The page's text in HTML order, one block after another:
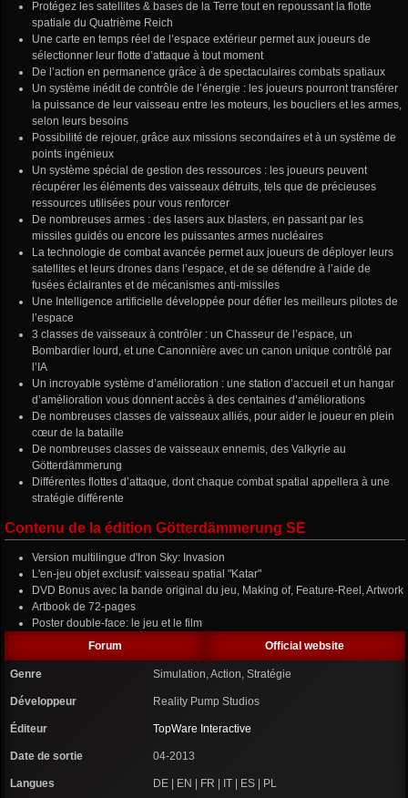
Protégez les satellites & bases de la Terre tout en repoussant la flotte
spatiale du Quatrième Reich
Une carte en temps réel de l’espace extérieur permet aux joueurs de
sélectionner leur flotte d’attaque à tout moment
De l’action en permanence grâce à de spectaculaires combats spatiaux
Un système inédit de contrôle de l’énergie : les joueurs pourront transférer
la puissance de leur vaisseau entre les moteurs, les boucliers et les armes,
selon leurs besoins
Possibilité de rejouer, grâce aux missions secondaires et à un système de
points ingénieux
Un système spécial de gestion des ressources : les joueurs peuvent
récupérer les éléments des vaisseaux détruits, tels que de précieuses
ressources utilisées pour vous renforcer
De nombreuses armes : des lasers aux blasters, en passant par les
missiles guidés ou encore les puissantes armes nucléaires
La technologie de combat avancée permet aux joueurs de déployer leurs
satellites et leurs drones dans l’espace, et de se défendre à l’aide de
fusées éclairantes et de mécanismes anti-missiles
Une Intelligence artificielle développée pour défier les meilleurs pilotes de
l’espace
3 classes de vaisseaux à contrôler : un Chasseur de l’espace, un
Bombardier lourd, et une Canonnière avec un canon unique contrôlé par
l’IA
Un incroyable système d’amélioration : une station d’accueil et un hangar
d’amélioration vous donnent accès à des centaines d’améliorations
De nombreuses classes de vaisseaux alliés, pour aider le joueur en plein
cœur de la bataille
De nombreuses classes de vaisseaux ennemis, des Valkyrie au
Götterdämmerung
Différentes flottes d’attaque, dont chaque combat spatial appellera à une
stratégie différente
Contenu de la édition Götterdämmerung SE
Version multilingue d'Iron Sky: Invasion
L'en-jeu objet exclusif: vaisseau spatial "Katar"
DVD Bonus avec la bande original du jeu, Making of, Feature-Reel, Artwork
Artbook de 72-pages
Poster double-face: le jeu et le film
Forum
Official website
Genre Simulation, Action, Stratégie
Développeur Reality Pump Studios
Éditeur TopWare Interactive
Date de sortie 04-2013
Langues DE | EN | FR | IT | ES | PL